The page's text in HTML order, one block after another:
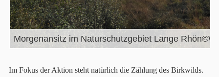
Im Fokus der Aktion steht natürlich die Zählung des Birkwilds.